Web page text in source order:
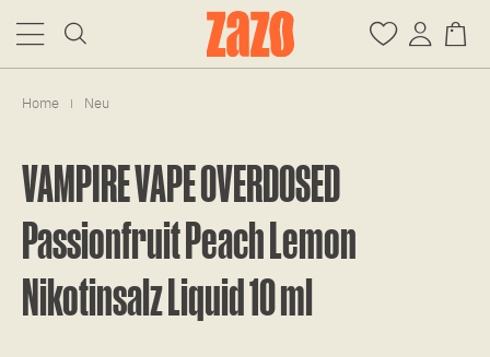
Home | Neu
VAMPIRE VAPE OVERDOSED
Passionfruit Peach Lemon
Nikotinsalz Liquid 10 ml